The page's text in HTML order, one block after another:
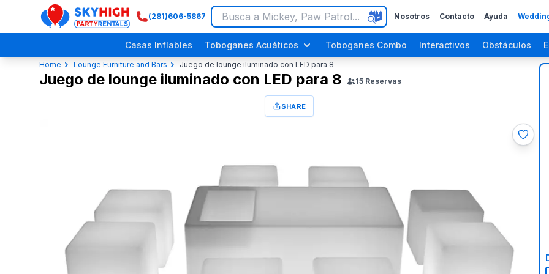
SkyHigh Logo
(281)606-5867 Nosotros Contacto Ayuda
Casas Inflables Toboganes Acuáticos Toboganes Combo Interactivos Obstáculos
Home Lounge Furniture and Bars Juego de lounge iluminado con LED para 8
Juego de lounge iluminado con LED para 8 15 Reservas
SHARE